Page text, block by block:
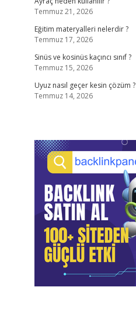
Temmuz 21, 2026
Eğitim materyalleri nelerdir ?
Temmuz 17, 2026
Sinüs ve kosinüs kaçıncı sınıf ?
Temmuz 15, 2026
Uyuz nasıl geçer kesin çözüm ?
Temmuz 14, 2026